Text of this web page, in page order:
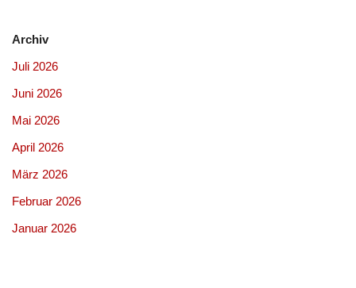
Archiv
Juli 2026
Juni 2026
Mai 2026
April 2026
März 2026
Februar 2026
Januar 2026